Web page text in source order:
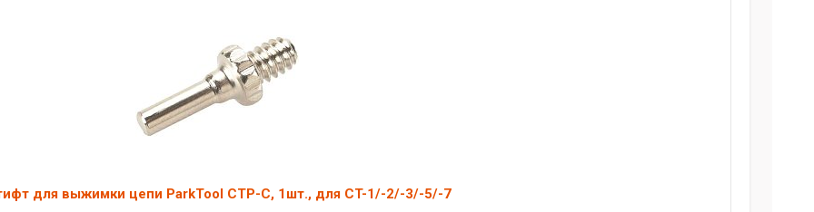
для выжимки цепи ParkTool CTP-C, 1шт., для CT-1/-2/-3/-5/-7